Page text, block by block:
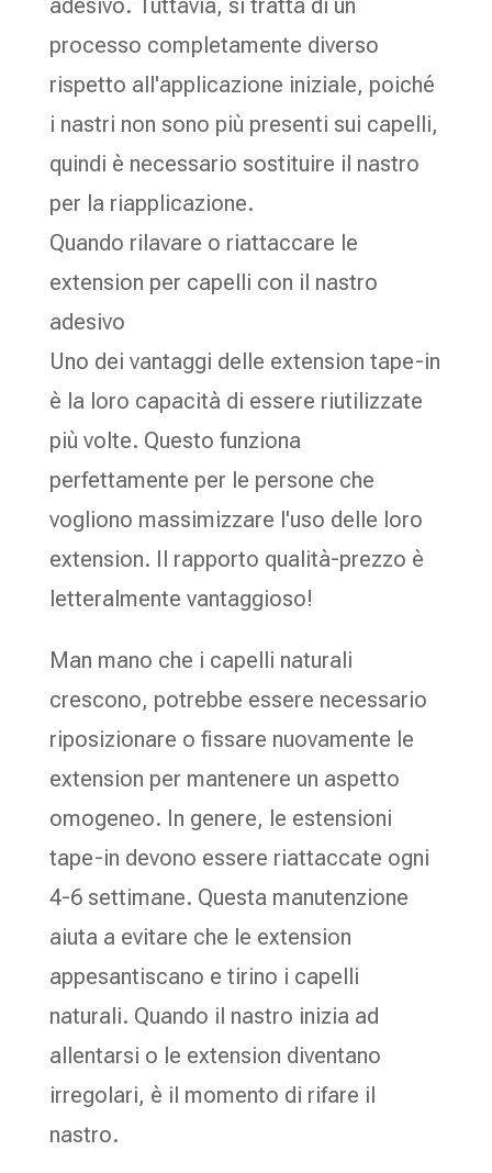
adesivo. Tuttavia, si tratta di un
processo completamente diverso
rispetto all'applicazione iniziale, poiché
i nastri non sono più presenti sui capelli,
quindi è necessario sostituire il nastro
per la riapplicazione.
Quando rilavare o riattaccare le
extension per capelli con il nastro
adesivo
Uno dei vantaggi delle extension tape-in
è la loro capacità di essere riutilizzate
più volte. Questo funziona
perfettamente per le persone che
vogliono massimizzare l'uso delle loro
extension. Il rapporto qualità-prezzo è
letteralmente vantaggioso!
Man mano che i capelli naturali
crescono, potrebbe essere necessario
riposizionare o fissare nuovamente le
extension per mantenere un aspetto
omogeneo. In genere, le estensioni
tape-in devono essere riattaccate ogni
4-6 settimane. Questa manutenzione
aiuta a evitare che le extension
appesantiscano e tirino i capelli
naturali. Quando il nastro inizia ad
allentarsi o le extension diventano
irregolari, è il momento di rifare il
nastro.